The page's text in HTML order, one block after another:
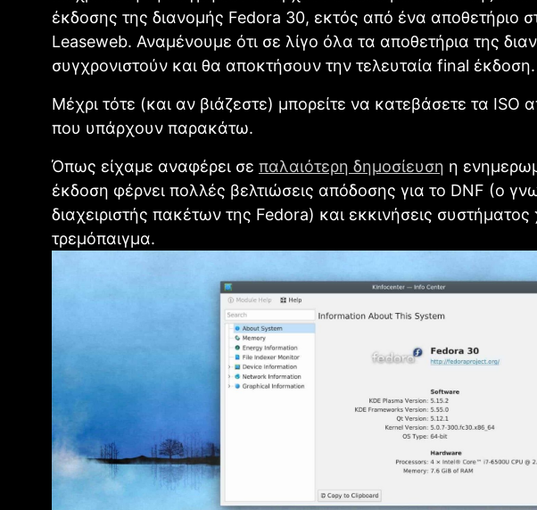
έκδοσης της διανομής Fedοra 30, εκτός από ένα αποθετήριο
Leaseweb. Αναμένουμε ότι σε λίγο όλα τα αποθετήρια της
συγχρονιστούν και θα αποκτήσουν την τελευταία final έκδοση.
Μέχρι τότε (και αν βιάζεστε) μπορείτε να κατεβάσετε τα ISO
που υπάρχουν παρακάτω.
Όπως είχαμε αναφέρει σε παλαιότερη δημοσίευση η
έκδοση φέρνει πολλές βελτιώσεις απόδοσης για το DNF (ο
διαχειριστής πακέτων της Fedora) και εκκινήσεις συστήματος
τρεμόπαιγμα.